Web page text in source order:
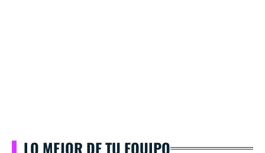
LO MEJOR DE TU EQUIPO